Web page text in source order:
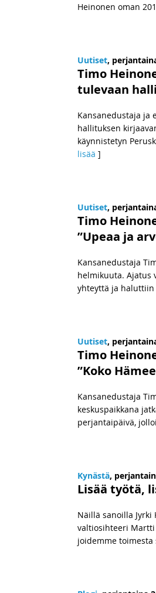
Heinonen oman
Uutiset,
Timo
tulevaan
Kansanedustaja ja
hallituksen
käynnistetyn
lisää ]
Uutiset,
Timo
”Upeaa ja
Kansanedustaja
helmikuuta. Ajatus
yhteyttä ja haluttiin
Uutiset,
Timo
”Koko
Kansanedustaja
keskuspaikkana
perjantaipäivä,
Kynästä,
Lisää työtä,
Näillä sanoilla
valtiosihteeri
joidemme toimesta